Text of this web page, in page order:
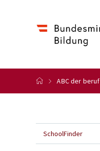
ABC der
SchoolFinder